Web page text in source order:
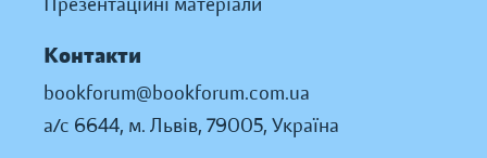
Контакти
bookforum@bookforum.com.ua
а/с 6644, м. Львів, 79005, Україна